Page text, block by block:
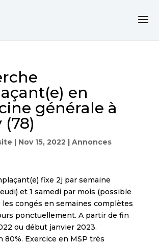
en
générale à
(78)
| Nov 15, 2022 | Annonces
fixe 2j par semaine
et 1 samedi par mois (possible
les congés en semaines complètes
ponctuellement. A partir de fin
ou début janvier 2023.
80%. Exercice en MSP très